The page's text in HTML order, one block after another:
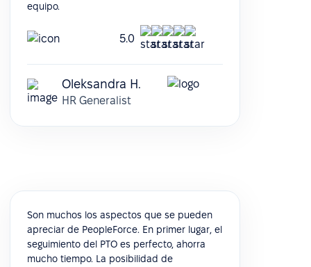
equipo.
5.0
Oleksandra H.
HR Generalist
Son muchos los aspectos que se pueden
apreciar de PeopleForce. En primer lugar, el
seguimiento del PTO es perfecto, ahorra
mucho tiempo. La posibilidad de